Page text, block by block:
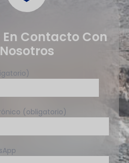
En Contacto Con
Nosotros
(obligatorio)